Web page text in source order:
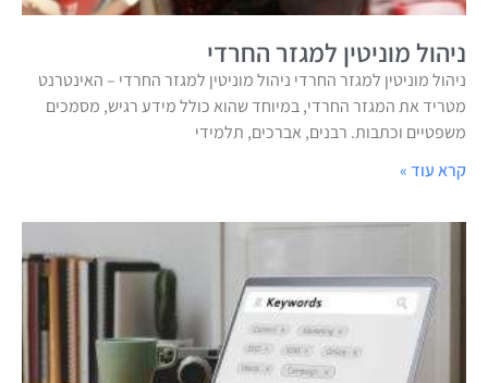
ניהול מוניטין למגזר החרדי
ניהול מוניטין למגזר החרדי ניהול מוניטין למגזר החרדי – האינטרנט
מטריד את המגזר החרדי, במיוחד שהוא כולל מידע רגיש, מסמכים
משפטיים וכתבות. רבנים, אברכים, תלמידי
קרא עוד »